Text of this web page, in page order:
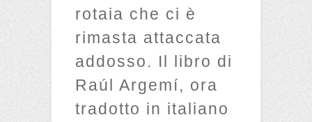
rotaia che ci è
rimasta attaccata
addosso. Il libro di
Raúl Argemí, ora
tradotto in italiano